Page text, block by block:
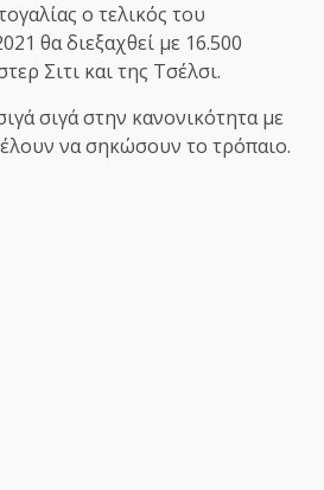
ο τελικός του
θα διεξαχθεί με 16.500
Σιτι και της Τσέλσι.
σιγά στην κανονικότητα με
να σηκώσουν το τρόπαιο.